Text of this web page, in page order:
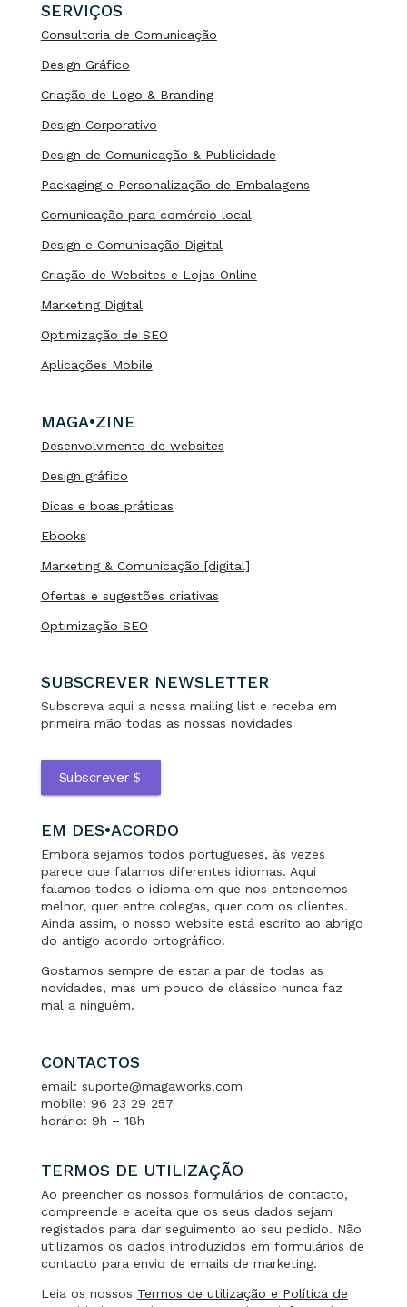
SERVIÇOS
Consultoria de Comunicação
Design Gráfico
Criação de Logo & Branding
Design Corporativo
Design de Comunicação & Publicidade
Packaging e Personalização de Embalagens
Comunicação para comércio local
Design e Comunicação Digital
Criação de Websites e Lojas Online
Marketing Digital
Optimização de SEO
Aplicações Mobile
MAGA•ZINE
Desenvolvimento de websites
Design gráfico
Dicas e boas práticas
Ebooks
Marketing & Comunicação [digital]
Ofertas e sugestões criativas
Optimização SEO
SUBSCREVER NEWSLETTER
Subscreva aqui a nossa mailing list e receba em
primeira mão todas as nossas novidades
Subscrever
EM DES•ACORDO
Embora sejamos todos portugueses, às vezes
parece que falamos diferentes idiomas. Aqui
falamos todos o idioma em que nos entendemos
melhor, quer entre colegas, quer com os clientes.
Ainda assim, o nosso website está escrito ao abrigo
do antigo acordo ortográfico.
Gostamos sempre de estar a par de todas as
novidades, mas um pouco de clássico nunca faz
mal a ninguém.
CONTACTOS
email: suporte@magaworks.com
mobile: 96 23 29 257
horário: 9h – 18h
TERMOS DE UTILIZAÇÃO
Ao preencher os nossos formulários de contacto,
compreende e aceita que os seus dados sejam
registados para dar seguimento ao seu pedido. Não
utilizamos os dados introduzidos em formulários de
contacto para envio de emails de marketing.
Leia os nossos Termos de utilização e Política de